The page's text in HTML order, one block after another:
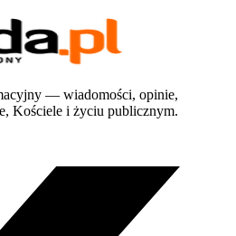
— wiadomości, opinie,
Kościele i życiu publicznym.